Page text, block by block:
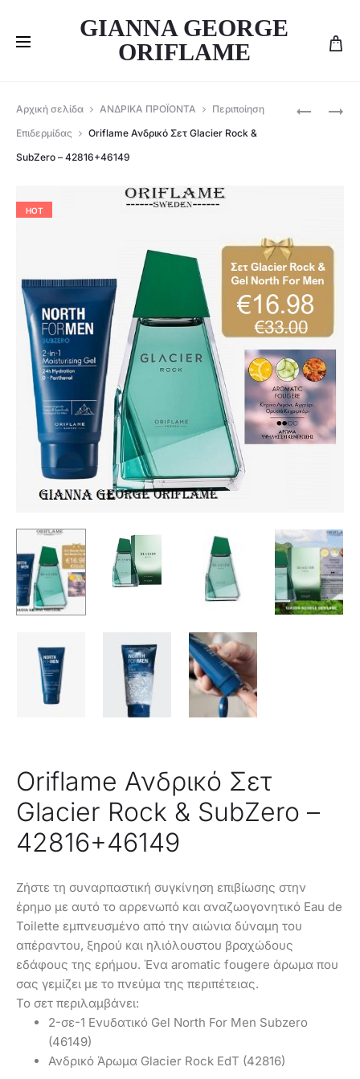
GIANNA GEORGE
ORIFLAME
–
ORIFLAME
ON
-
Αρχική σελίδα ΑΝΔΡΙΚΑ ΠΡΟΪΟΝΤΑ
Περιποίηση
Επιδερμίδας
Oriflame Ανδρικό Σετ Glacier Rock &
SubZero – 42816+46149
HOT
Oriflame Ανδρικό Σετ
Glacier Rock & SubZero –
42816+46149
Ζήστε τη συναρπαστική συγκίνηση επιβίωσης στην
έρημο με αυτό το αρρενωπό και αναζωογονητικό Eau de
Toilette εμπνευσμένο από την αιώνια δύναμη του
απέραντου, ξηρού και ηλιόλουστου βραχώδους
εδάφους της ερήμου. Ένα aromatic fougere άρωμα που
σας γεμίζει με το πνεύμα της περιπέτειας.
Το σετ περιλαμβάνει:
2-σε-1 Ενυδατικό Gel North For Men Subzero
(46149)
Ανδρικό Άρωμα Glacier Rock EdT (42816)